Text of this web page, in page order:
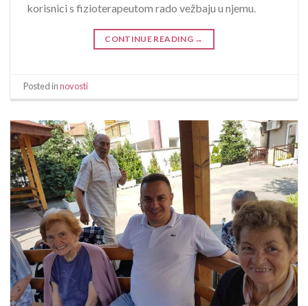
korisnici s fizioterapeutom rado vežbaju u njemu.
CONTINUE READING →
Posted innovosti